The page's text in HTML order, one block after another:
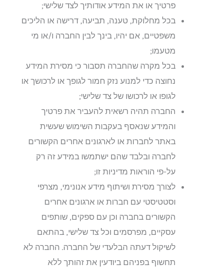
פרטיך או את המידע אודותיך לצד שלישי;
בכל מחלוקת, טענה, תביעה, דרישה או הליכים
משפטיים, אם יהיו, בינך לבין החברה ו/או מי
מטעמו;
בכל מקרה שהחברה תסבור כי מסירת המידע
נחוצה כדי למנוע נזק חמור לגופך או לרכושך או
לגופו או לרכושו של צד שלישי;
החברה תהיה רשאית להעביר את פרטיך
והמידע שנאסף בעקבות השימוש שעשית
באתר לחברות או לארגונים אחרים הקשורים
לחברה ובלבד שהם ישתמשו במידע זה רק
על-פי הוראות מדיניות זו;
לצורך מסירת ושיתוף מידע אנונימי, מצרפי
וסטטיסטי עם חברות או ארגונים אחרים
הקשורים בחברה וכן עם ספקים, שותפים
עסקיים, מפרסמים וכל צד שלישי, בהתאם
לשיקול דעתה הבלעדי של החברה. החברה לא
תחשוף בפניהם ביודעין את זהותך ללא